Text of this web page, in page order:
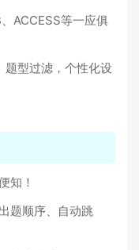
ACCESS等一应俱
题型过滤，个性化设
知！
题顺序、自动跳